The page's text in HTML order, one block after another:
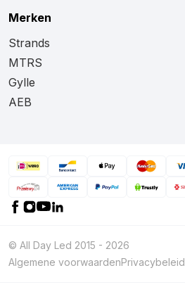
Merken
Strands
MTRS
Gylle
AEB
© All Day Led 2015 - 2026
Algemene voorwaardenPrivacybeleid